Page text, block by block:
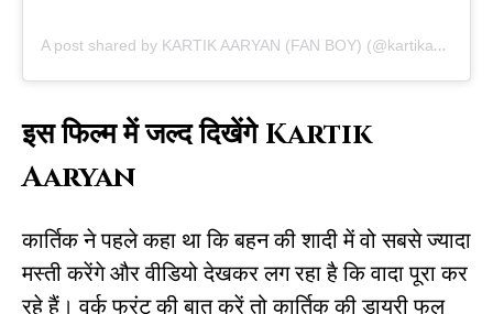
A post shared by KARTIK AARYAN (FAN BOY) (@kartikaaryan.addiction)
इस फिल्म में जल्द दिखेंगे Kartik
Aaryan
कार्तिक ने पहले कहा था कि बहन की शादी में वो सबसे ज्यादा
मस्ती करेंगे और वीडियो देखकर लग रहा है कि वादा पूरा कर
रहे हैं। वर्क फ्रंट की बात करें तो कार्तिक की डायरी फुल